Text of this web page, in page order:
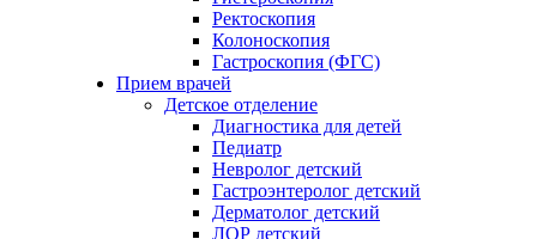
Ректоскопия
Колоноскопия
Гастроскопия (ФГС)
Прием врачей
Детское отделение
Диагностика для детей
Педиатр
Невролог детский
Гастроэнтеролог детский
Дерматолог детский
ЛОР детский